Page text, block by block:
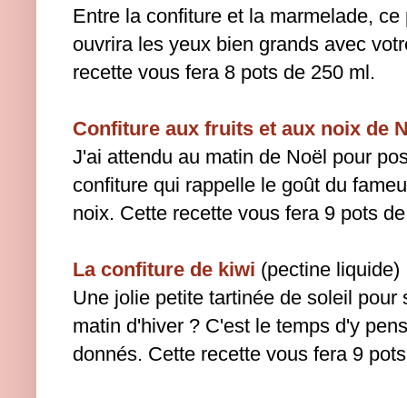
Entre la confiture et la marmelade,
ouvrira les yeux bien grands avec
recette vous fera 8 pots de 250 ml.
Confiture aux fruits et aux noix de
J'ai attendu au matin de Noël pour
confiture qui rappelle le goût du
noix. Cette recette vous fera 9 pots
La confiture de kiwi (pectine liquide)
Une jolie petite tartinée de soleil pour
matin d'hiver ? C'est le temps d'y
donnés. Cette recette vous fera 9